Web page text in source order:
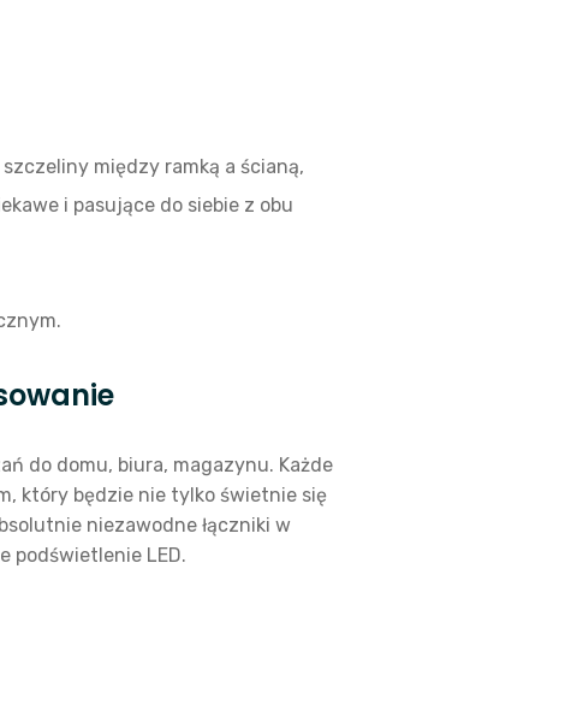
między ramką a ścianą,
i pasujące do siebie z obu
do domu, biura, magazynu. Każde
który będzie nie tylko świetnie się
niezawodne łączniki w
podświetlenie LED.